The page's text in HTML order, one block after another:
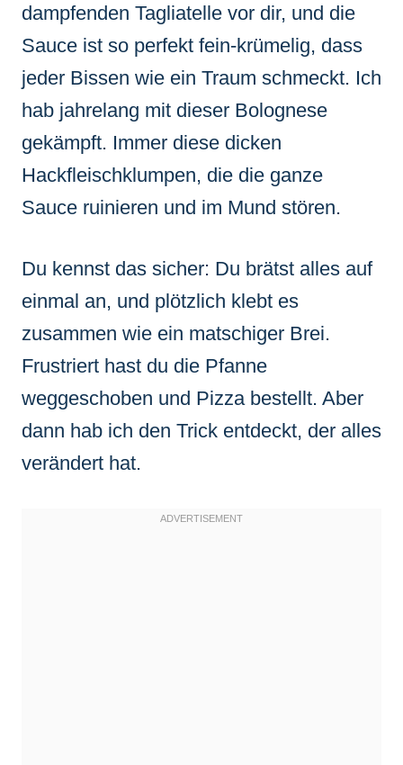
dampfenden Tagliatelle vor dir, und die
Sauce ist so perfekt fein-krümelig, dass
jeder Bissen wie ein Traum schmeckt. Ich
hab jahrelang mit dieser Bolognese
gekämpft. Immer diese dicken
Hackfleischklumpen, die die ganze
Sauce ruinieren und im Mund stören.
Du kennst das sicher: Du brätst alles auf
einmal an, und plötzlich klebt es
zusammen wie ein matschiger Brei.
Frustriert hast du die Pfanne
weggeschoben und Pizza bestellt. Aber
dann hab ich den Trick entdeckt, der alles
verändert hat.